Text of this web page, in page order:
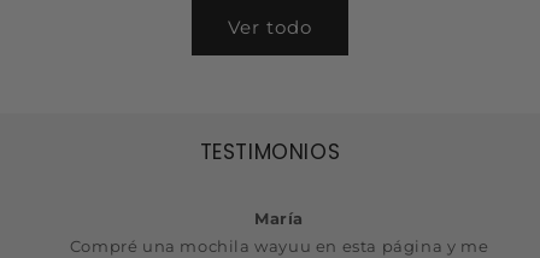
Ver todo
TESTIMONIOS
María
Compré una mochila wayuu en esta página y me